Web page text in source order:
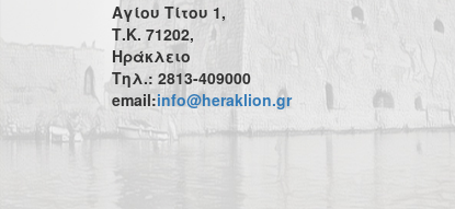
Αγίου Τίτου 1,
Τ.Κ. 71202,
Ηράκλειο
Τηλ.: 2813-409000
email:info@heraklion.gr